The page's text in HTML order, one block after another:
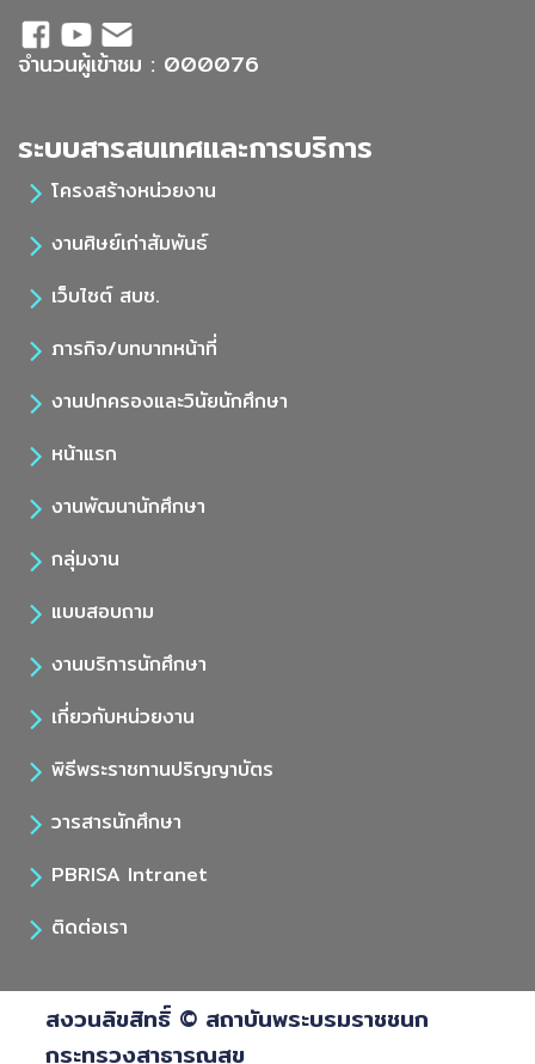
จำนวนผู้เข้าชม : 000076
ระบบสารสนเทศและการบริการ
โครงสร้างหน่วยงาน
งานศิษย์เก่าสัมพันธ์
เว็บไซต์ สบช.
ภารกิจ/บทบาทหน้าที่
งานปกครองและวินัยนักศึกษา
หน้าแรก
งานพัฒนานักศึกษา
กลุ่มงาน
แบบสอบถาม
งานบริการนักศึกษา
เกี่ยวกับหน่วยงาน
พิธีพระราชทานปริญญาบัตร
วารสารนักศึกษา
PBRISA Intranet
ติดต่อเรา
สงวนลิขสิทธิ์ © สถาบันพระบรมราชชนก
กระทรวงสาธารณสุข